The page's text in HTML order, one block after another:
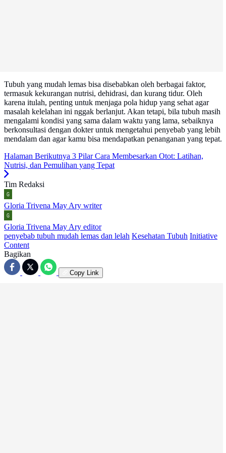
Tubuh yang mudah lemas bisa disebabkan oleh berbagai faktor,
termasuk kekurangan nutrisi, dehidrasi, dan kurang tidur. Oleh
karena itulah, penting untuk menjaga pola hidup yang sehat agar
masalah kelelahan ini nggak berlanjut. Akan tetapi, bila tubuh masih
mengalami kondisi yang sama dalam waktu yang lama, sebaiknya
berkonsultasi dengan dokter untuk mengetahui penyebab yang lebih
mendalam dan agar kamu bisa mendapatkan penanganan yang tepat.
Halaman Berikutnya 3 Pilar Cara Membesarkan Otot: Latihan,
Nutrisi, dan Pemulihan yang Tepat
Tim Redaksi
Gloria Trivena May Ary writer
Gloria Trivena May Ary editor
penyebab tubuh mudah lemas dan lelah Kesehatan Tubuh Initiative
Content
Bagikan
Copy Link